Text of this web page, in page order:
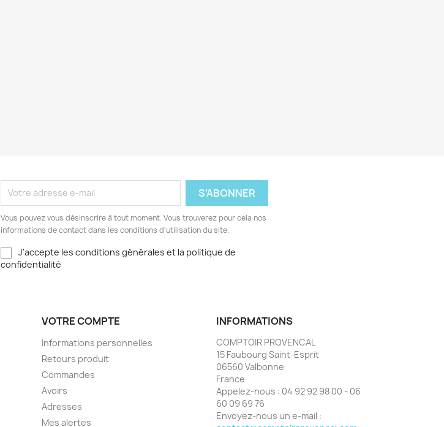
Vous pouvez vous désinscrire à tout moment. Vous trouverez pour cela nos
informations de contact dans les conditions d'utilisation du site.
J'accepte les conditions générales et la politique de
confidentialité
VOTRE COMPTE
Informations personnelles
Retours produit
Commandes
Avoirs
Adresses
Mes alertes
INFORMATIONS
COMPTOIR PROVENCAL
15 Faubourg Saint-Esprit
06560 Valbonne
France
Appelez-nous : 04 92 92 98 00 - 06
60 09 69 76
Envoyez-nous un e-mail :